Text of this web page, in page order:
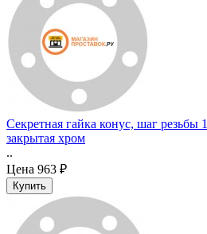
Секретная гайка конус, шаг резьбы
закрытая хром
..
Цена 963 ₽